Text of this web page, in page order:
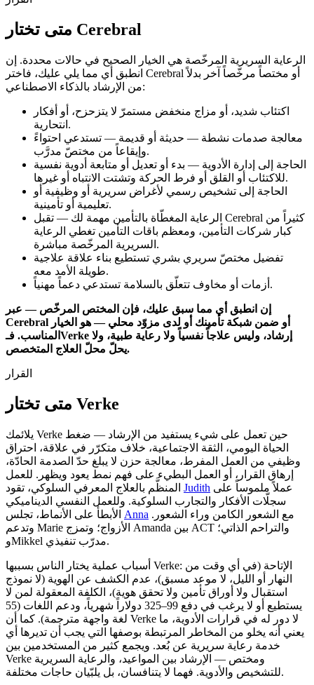
متى تختار Cerebral
الرعاية السريرية المرخّصة هي الخيار الصحيح في حالات محددة. إن
انطبق أي مما يلي عليك، فاختر Cerebral أو مختصاً مرخّصاً آخر بدلاً
من الإرشاد بالذكاء الاصطناعي:
اكتئاب شديد، أو مزاج منخفض مستمرّ لا يتزحزح، أو أفكار
انتحارية.
معالجة صدمات نشطة — حديثة أو قديمة — تستدعي احتواءً
وإيقاعاً من مختصّ مدرَّب.
الحاجة إلى إدارة الأدوية — بدء أو تعديل أو متابعة أدوية نفسية
للاكتئاب أو القلق أو فرط الحركة وتشتت الانتباه أو غيرها.
الحاجة إلى تشخيص رسمي لأغراض سريرية أو وظيفية أو
تعليمية أو تأمينية.
الرعاية المغطّاة بالتأمين مهمة لك — تقبل Cerebral كثيراً من
كبار شركات التأمين، ومعظم باقات التأمين تغطي الرعاية
السريرية المرخّصة مباشرة.
تفضيل مختصّ سريري بشري تستطيع بناء علاقة علاجية
طويلة الأمد معه.
أزمات أو مخاوف تتعلّق بالسلامة تستدعي دعماً مهنياً.
إن انطبق أي مما سبق عليك، فإن المختص المرخّص — عبر
Cerebral أو ضمن شبكة تأمينك أو لدى مزوّد محلي — هو الخيار
المناسب. فـVerke إرشاد، وليس علاجاً نفسياً ولا رعاية طبية، ولا
يحلّ محلّ العلاج المتخصص.
القرار
متى تختار Verke
يلائمك Verke حين تعمل على شيء يستفيد من الإرشاد — ضغط
الحياة اليومي، الثقة الاجتماعية، خلاف متكرّر في علاقة، احتراق
وظيفي من العمل المفرط، معالجة حزن لا يبلغ حدّ الصدمة الحادّة،
إرهاق القرار، أو العمل البطيء على فهم نمط يعود ويظهر. للعمل
Judith
سجلّات الأفكار والتجارب السلوكية. وللعمل النفسي الديناميكي
Anna
وتدعم Marie الأزواج؛ وتمزج Amanda بين ACT والتراحم الذاتي؛
وMikkel مدرّب تنفيذي.
أسباب عملية يختار الناس بسببها Verke: الإتاحة (في أي وقت من
النهار أو الليل، لا موعد مسبق)، عدم الكشف عن الهوية (لا نموذج
استقبال ولا أوراق تأمين ولا تحقق هوية)، الكلفة المعقولة لمن لا
يستطيع أو لا يرغب في دفع 99–325 دولاراً شهرياً، ودعم اللغات (55
لغة واجهة مترجمة). كما أن Verke لا دور له في قرارات الأدوية، ما
يعني أنه يخلو من المخاطر المرتبطة بوصفها التي يجب أن تديرها أي
خدمة رعاية سريرية عن بُعد. ويجمع كثير من المستخدمين بين
Verke ومختص — الإرشاد بين المواعيد، والرعاية السريرية
للتشخيص والأدوية. فهما لا يتنافسان، بل يلبّيان حاجات مختلفة.